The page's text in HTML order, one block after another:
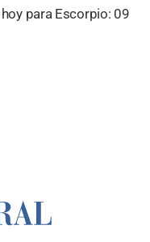
para Escorpio: 09